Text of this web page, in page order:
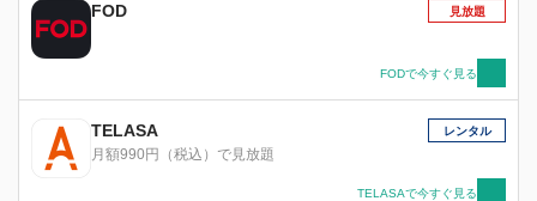
FOD 見放題
FODで今すぐ見る
TELASA
月額990円（税込）で見放題
レンタル
TELASAで今すぐ見る